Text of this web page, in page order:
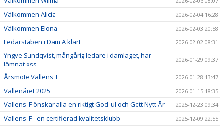
Välkommen Alicia 2026-02-04 16:28
Välkommen Elona 2026-02-03 20:58
Ledarstaben i Dam A klart 2026-02-02 08:31
Yngve Sundqvist, mångårig ledare i damlaget, har
lämnat oss
2026-01-29 09:37
Årsmöte Vallens IF 2026-01-28 13:47
Vallenåret 2025 2026-01-15 18:35
Vallens IF önskar alla en riktigt God Jul och Gott Nytt År 2025-12-23 09:34
Vallens IF - en certifierad kvalitetsklubb 2025-12-09 22:55